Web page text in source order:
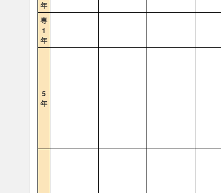
年
専
1
年
5
年